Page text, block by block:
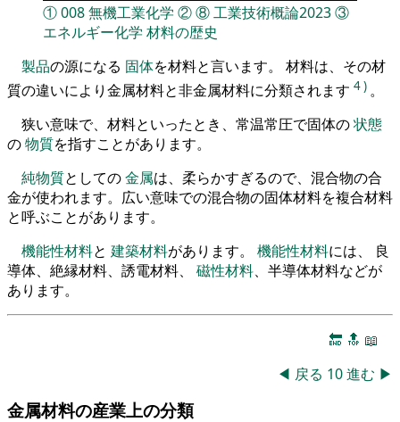
①008無機工業化学 ②⑧工業技術概論2023③
エネルギー化学 材料の歴史
製品の源になる 固体を材料と言います。 材料は、その材
質の違いにより金属材料と非金属材料に分類されます 4) 。
狭い意味で、材料といったとき、常温常圧で固体の状態
の物質を指すことがあります。
純物質としての金属は、柔らかすぎるので、混合物の合
金が使われます。広い意味での混合物の固体材料を複合材料
と呼ぶことがあります。
機能性材料と 建築材料があります。 機能性材料には、 良
導体、絶縁材料、誘電材料、 磁性材料、半導体材料などが
あります。
🔚 🔝 📖
◀ 戻る 10進む ▶
金属材料の産業上の分類